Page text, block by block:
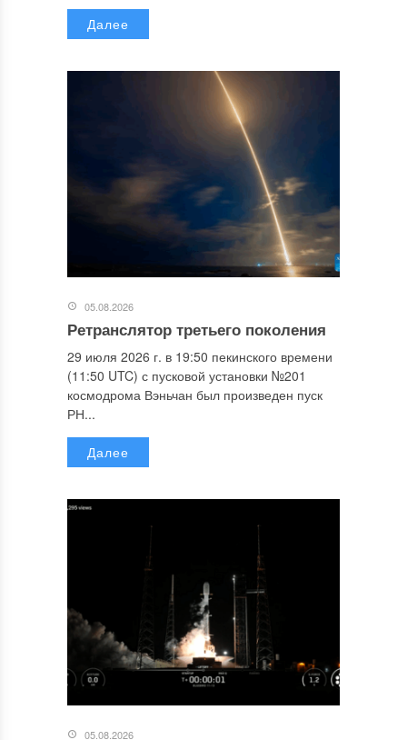
Далее
05.08.2026
Ретранслятор третьего поколения
29 июля 2026 г. в 19:50 пекинского времени
(11:50 UTC) с пусковой установки №201
космодрома Вэньчан был произведен пуск
РН...
Далее
05.08.2026